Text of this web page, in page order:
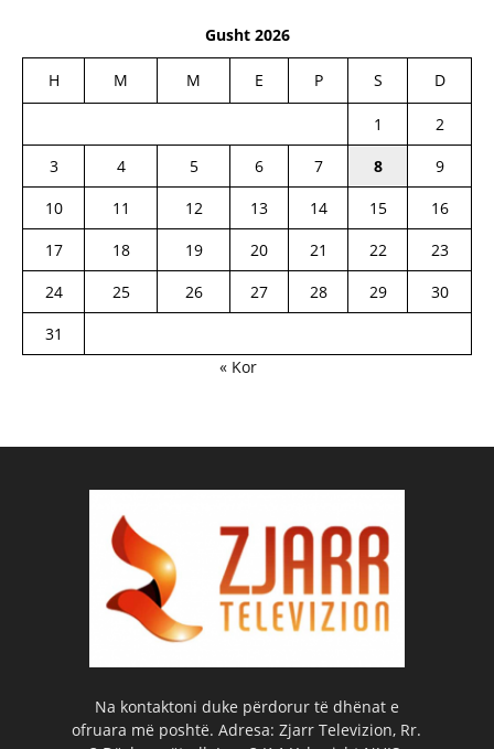
Gusht 2026
H M M E P S D
1
2
3
4 5 6 7 8
9
10
11 12 13 14 15
16
17
18 19 20 21 22
23
24
25 26 27 28 29
30
31
« Kor
Na kontaktoni duke përdorur të dhënat e
ofruara më poshtë. Adresa: Zjarr Televizion, Rr.